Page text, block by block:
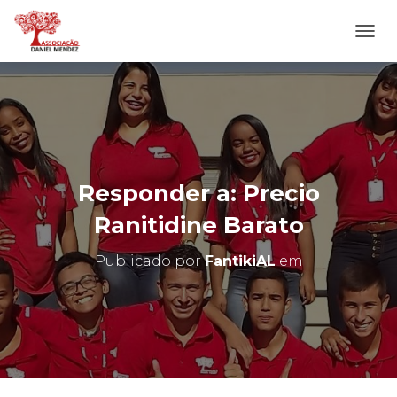
L
T
E
R
N
A
N
A
E
G
O
Responder a: Precio
Ranitidine Barato
Publicado porFantikiALem